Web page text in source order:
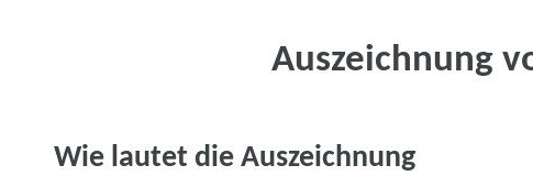
Auszeichnung
Wie lautet die Auszeichnung